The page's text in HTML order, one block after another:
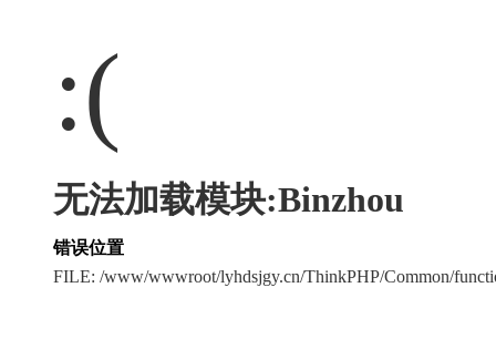
:(
无法加载模块:Binzhou
错误位置
FILE: /www/wwwroot/lyhdsjgy.cn/ThinkPHP/Common/